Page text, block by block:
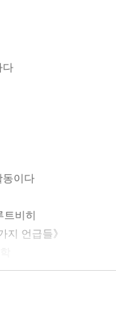
다
동이다
트비히
지 언급들》